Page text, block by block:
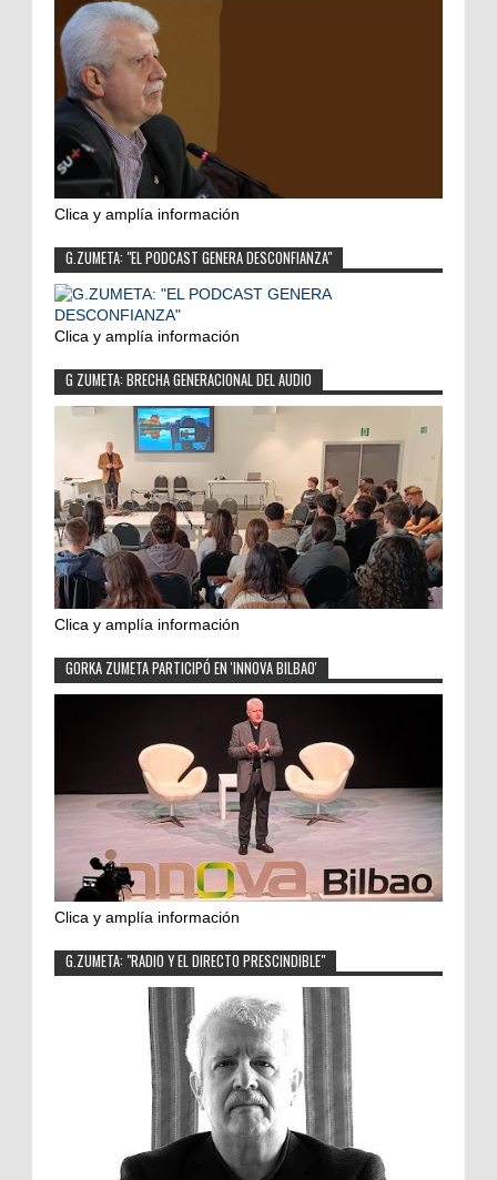
Clica y amplía información
G.ZUMETA: "EL PODCAST GENERA DESCONFIANZA"
Clica y amplía información
G ZUMETA: BRECHA GENERACIONAL DEL AUDIO
Clica y amplía información
GORKA ZUMETA PARTICIPÓ EN 'INNOVA BILBAO'
Clica y amplía información
G.ZUMETA: "RADIO Y EL DIRECTO PRESCINDIBLE"